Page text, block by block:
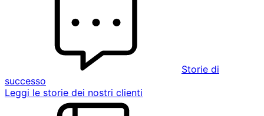
Storie di
successo
Leggi le storie dei nostri clienti